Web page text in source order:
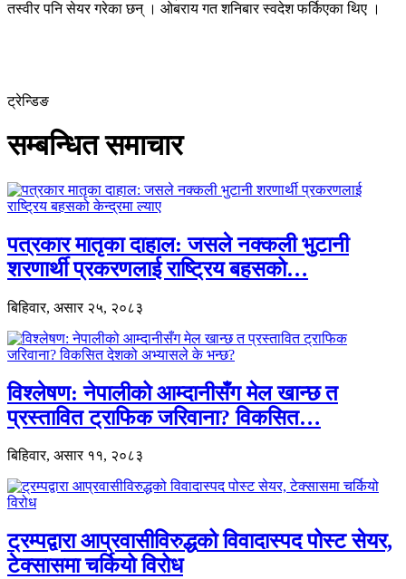
तस्वीर पनि सेयर गरेका छन् । ओबराय गत शनिबार स्वदेश फर्किएका थिए ।
ट्रेन्डिङ
सम्बन्धित समाचार
पत्रकार मातृका दाहाल: जसले नक्कली भुटानी
शरणार्थी प्रकरणलाई राष्ट्रिय बहसको…
बिहिवार, असार २५, २०८३
विश्लेषण: नेपालीको आम्दानीसँग मेल खान्छ त
प्रस्तावित ट्राफिक जरिवाना? विकसित…
बिहिवार, असार ११, २०८३
ट्रम्पद्वारा आप्रवासीविरुद्धको विवादास्पद पोस्ट सेयर,
टेक्सासमा चर्कियो विरोध